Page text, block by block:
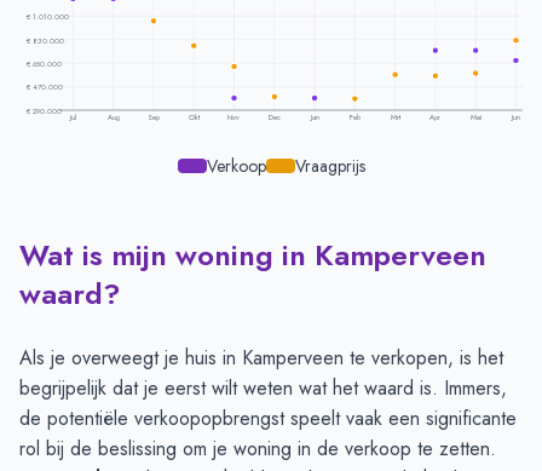
€ 1.010.000
€ 830.000
€ 650.000
€ 470.000
€ 290.000
Jul Aug Sep Okt Nov Dec Jan Feb Mrt Apr Mei Jun
Verkoop Vraagprijs
Prijsontwikkeling per maand -Kamperveen
Maand
Vraagprijs
Verkoopprijs
Juli
Augustus
€ 1.475.000
September € 975.000
Oktober
€ 781.666
November
€ 622.500
€ 385.000
Wat is mijn woning in Kamperveen
waard?
Als je overweegt je huis in Kamperveen te verkopen, is het
begrijpelijk dat je eerst wilt weten wat het waard is. Immers,
de potentiële verkoopopbrengst speelt vaak een significante
rol bij de beslissing om je woning in de verkoop te zetten.